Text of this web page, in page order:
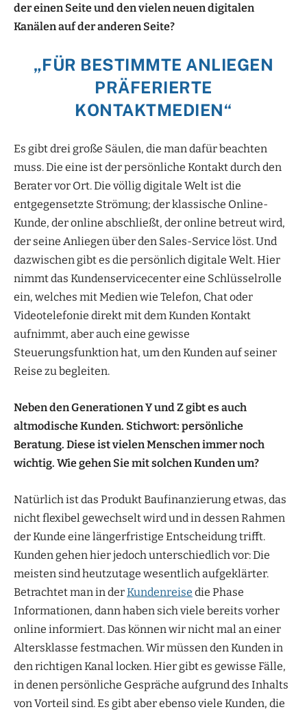
der einen Seite und den vielen neuen digitalen
Kanälen auf der anderen Seite?
„FÜR BESTIMMTE ANLIEGEN
PRÄFERIERTE
KONTAKTMEDIEN“
Es gibt drei große Säulen, die man dafür beachten
muss. Die eine ist der persönliche Kontakt durch den
Berater vor Ort. Die völlig digitale Welt ist die
entgegensetzte Strömung; der klassische Online-
Kunde, der online abschließt, der online betreut wird,
der seine Anliegen über den Sales-Service löst. Und
dazwischen gibt es die persönlich digitale Welt. Hier
nimmt das Kundenservicecenter eine Schlüsselrolle
ein, welches mit Medien wie Telefon, Chat oder
Videotelefonie direkt mit dem Kunden Kontakt
aufnimmt, aber auch eine gewisse
Steuerungsfunktion hat, um den Kunden auf seiner
Reise zu begleiten.
Neben den Generationen Y und Z gibt es auch
altmodische Kunden. Stichwort: persönliche
Beratung. Diese ist vielen Menschen immer noch
wichtig. Wie gehen Sie mit solchen Kunden um?
Natürlich ist das Produkt Baufinanzierung etwas, das
nicht flexibel gewechselt wird und in dessen Rahmen
der Kunde eine längerfristige Entscheidung trifft.
Kunden gehen hier jedoch unterschiedlich vor: Die
meisten sind heutzutage wesentlich aufgeklärter.
Betrachtet man in derKundenreise die Phase
Informationen, dann haben sich viele bereits vorher
online informiert. Das können wir nicht mal an einer
Altersklasse festmachen. Wir müssen den Kunden in
den richtigen Kanal locken. Hier gibt es gewisse Fälle,
in denen persönliche Gespräche aufgrund des Inhalts
von Vorteil sind. Es gibt aber ebenso viele Kunden, die